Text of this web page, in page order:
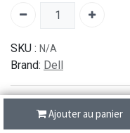
Ajouter au panier
SKU : N/A
Brand: Dell
شحن سريع من 1 الى 3 ايام